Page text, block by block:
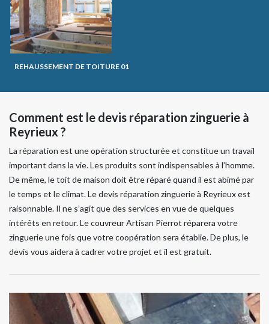
REHAUSSEMENT DE TOITURE 01
Comment est le devis réparation zinguerie à
Reyrieux ?
La réparation est une opération structurée et constitue un travail
important dans la vie. Les produits sont indispensables à l’homme.
De même, le toit de maison doit être réparé quand il est abimé par
le temps et le climat. Le devis réparation zinguerie à Reyrieux est
raisonnable. Il ne s’agit que des services en vue de quelques
intérêts en retour. Le couvreur Artisan Pierrot réparera votre
zinguerie une fois que votre coopération sera établie. De plus, le
devis vous aidera à cadrer votre projet et il est gratuit.